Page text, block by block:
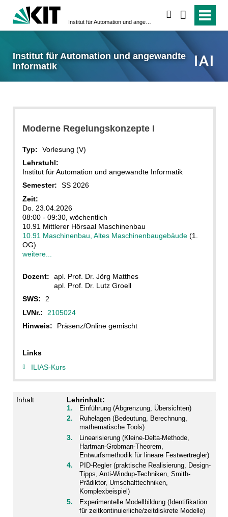
Institut für Automation und angewandte
Informatik
Moderne Regelungskonzepte I
Typ:
Vorlesung (V)
Lehrstuhl:
Institut für Automation und angewandte Informatik
Semester:
SS 2026
Zeit:
Do. 23.04.2026
08:00 - 09:30, wöchentlich
10.91 Mittlerer Hörsaal Maschinenbau
10.91 Maschinenbau, Altes Maschinenbaugebäude(1.
OG)
weitere...
Dozent:
apl. Prof. Dr. Jörg Matthes
apl. Prof. Dr. Lutz Groell
SWS:
2
LVNr.:
2105024
Hinweis:
Präsenz/Online gemischt
Links
ILIAS-Kurs
Inhalt Lehrinhalt:
Einführung (Abgrenzung, Übersichten)
Ruhelagen (Bedeutung, Berechnung,
mathematische Tools)
Linearisierung (Kleine-Delta-Methode,
Hartman-Grobman-Theorem,
Entwurfsmethodik für lineare Festwertregler)
PID-Regler (praktische Realisierung, Design-
Tipps, Anti-Windup-Techniken, Smith-
Prädiktor, Umschalttechniken,
Komplexbeispiel)
Experimentelle Modellbildung (Identifikation
für zeitkontinuierliche/zeitdiskrete Modelle)